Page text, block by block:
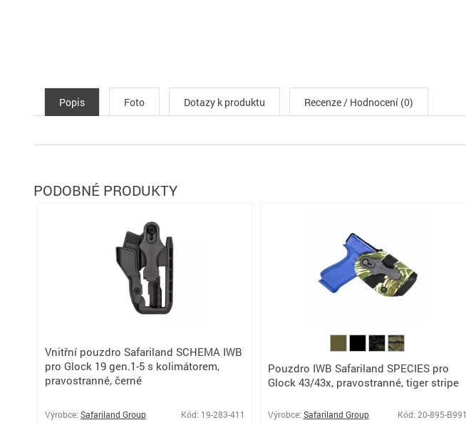
Popis Foto Dotazy k produktu Recenze / Hodnocení (0)
PODOBNÉ PRODUKTY
Vnitřní pouzdro Safariland SCHEMA IWB
pro Glock 19 gen.1-5 s kolimátorem,
pravostranné, černé
Výrobce: Safariland Group Kód: 19-283-411
Pouzdro IWB Safariland SPECIES pro
Glock 43/43x, pravostranné, tiger stripe
Výrobce: Safariland Group Kód: 20-895-B991